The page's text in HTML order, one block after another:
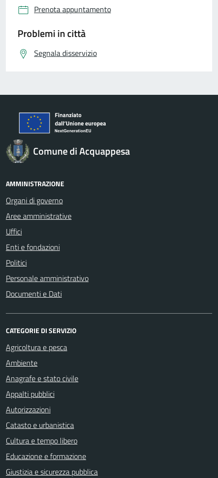
Prenota appuntamento
Problemi in città
Segnala disservizio
Comune di Acquappesa
AMMINISTRAZIONE
Organi di governo
Aree amministrative
Uffici
Enti e fondazioni
Politici
Personale amministrativo
Documenti e Dati
CATEGORIE DI SERVIZIO
Agricoltura e pesca
Ambiente
Anagrafe e stato civile
Appalti pubblici
Autorizzazioni
Catasto e urbanistica
Cultura e tempo libero
Educazione e formazione
Giustizia e sicurezza pubblica